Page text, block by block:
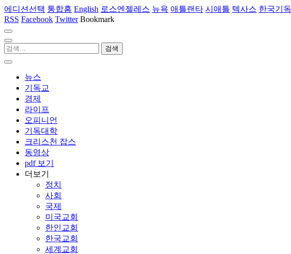
에디션선택 통합홈 English 로스엔젤레스 뉴욕 애틀랜타 시애틀 텍사스 한국기
RSS Facebook Twitter Bookmark
뉴스
기독교
경제
라이프
오피니언
기독대학
크리스천 잡스
동영상
pdf 보기
더보기
정치
사회
국제
미국교회
한인교회
한국교회
세계교회